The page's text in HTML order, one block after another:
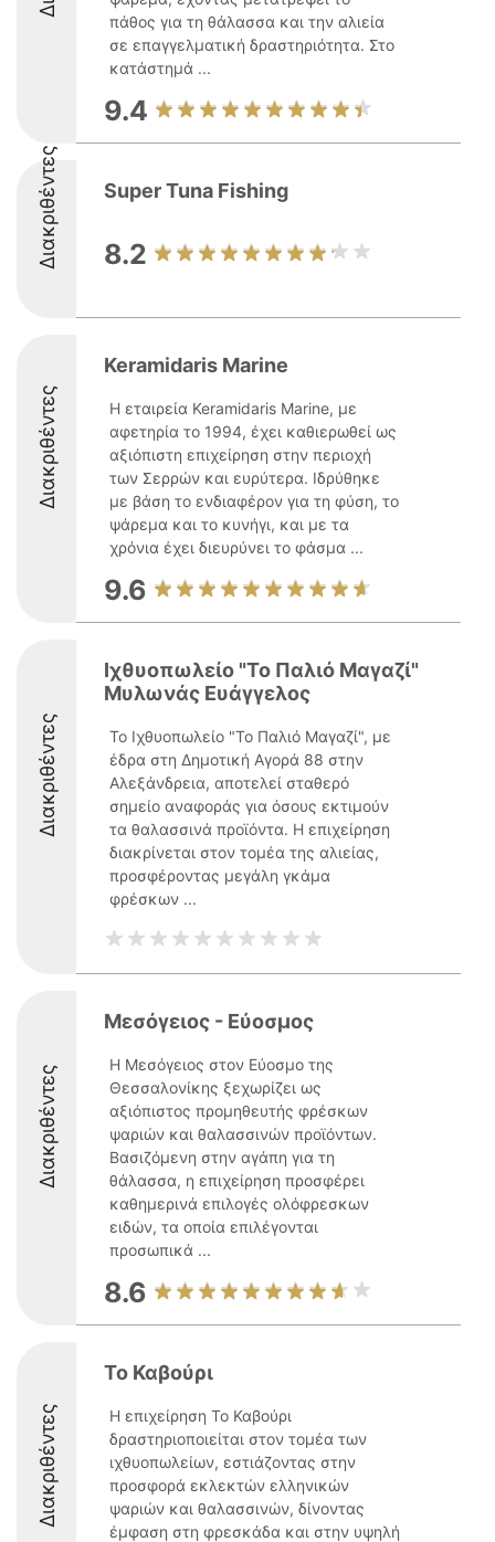
πάθος για τη θάλασσα και την αλιεία
σε επαγγελματική δραστηριότητα. Στο
κατάστημά ...
9.4
Διακριθέντες Super Tuna Fishing
8.2
Διακριθέντες
Keramidaris Marine
Η εταιρεία Keramidaris Marine, με
αφετηρία το 1994, έχει καθιερωθεί ως
αξιόπιστη επιχείρηση στην περιοχή
των Σερρών και ευρύτερα. Ιδρύθηκε
με βάση το ενδιαφέρον για τη φύση, το
ψάρεμα και το κυνήγι, και με τα
χρόνια έχει διευρύνει το φάσμα ...
9.6
Διακριθέντες
Ιχθυοπωλείο "Το Παλιό Μαγαζί"
Μυλωνάς Ευάγγελος
Το Ιχθυοπωλείο "Το Παλιό Μαγαζί", με
έδρα στη Δημοτική Αγορά 88 στην
Αλεξάνδρεια, αποτελεί σταθερό
σημείο αναφοράς για όσους εκτιμούν
τα θαλασσινά προϊόντα. Η επιχείρηση
διακρίνεται στον τομέα της αλιείας,
προσφέροντας μεγάλη γκάμα
φρέσκων ...
Διακριθέντες
Μεσόγειος - Εύοσμος
Η Μεσόγειος στον Εύοσμο της
Θεσσαλονίκης ξεχωρίζει ως
αξιόπιστος προμηθευτής φρέσκων
ψαριών και θαλασσινών προϊόντων.
Βασιζόμενη στην αγάπη για τη
θάλασσα, η επιχείρηση προσφέρει
καθημερινά επιλογές ολόφρεσκων
ειδών, τα οποία επιλέγονται
προσωπικά ...
8.6
Διακριθέντες
Το Καβούρι
Η επιχείρηση Το Καβούρι
δραστηριοποιείται στον τομέα των
ιχθυοπωλείων, εστιάζοντας στην
προσφορά εκλεκτών ελληνικών
ψαριών και θαλασσινών, δίνοντας
έμφαση στη φρεσκάδα και στην υψηλή